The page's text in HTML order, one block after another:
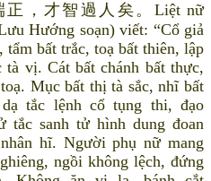
，才智過人矣。Liệt nữ
Hướng soạn) viết: “Cổ giả
tẩm bất trắc, toạ bất thiên, lập
tà vị. Cát bất chánh bất thực,
Mục bất thị tà sắc, nhĩ bất
tắc lệnh cổ tụng thi, đạo
tắc sanh tử hình dung đoan
hĩ. Người phụ nữ mang
ngồi không lệch, đứng